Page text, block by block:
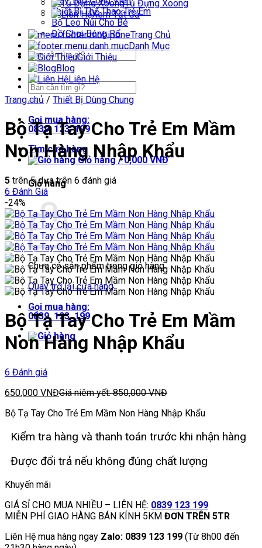
Thiết Bị Thể Thao Trẻ Em
Bộ Leo Núi Cho Bé
Đồ Chơi Bóng Rổ
Tìm
kiếm:
Tìm
kiếm:
Gọi mua hàng:
0839. 123. 199
Tìm cửa hàng
Giỏ hàng /0,000 VNĐ
Giỏ hàng
Chưa có sản phẩm trong giỏ hàng.
Quay trở lại cửa hàng
Gọi mua hàng:
0839. 123. 199
Tủ Đựng Xoong
Xem Tất Cả
Trang Chủ
Danh Mục
Giới Thiệu
Blog
Liên Hệ
Trang chủ / Thiết Bị Dùng Chung
Bộ Tạ Tay Cho Trẻ Em Mầm
Non Hàng Nhập Khẩu
5 trên 5 dựa trên 6 đánh giá
6 Đánh Giá
-24%
Bộ Tạ Tay Cho Trẻ Em Mầm
Non Hàng Nhập Khẩu
6 Đánh giá
650,000 VNĐGiá niêm yết:850,000VNĐ
Bộ Tạ Tay Cho Trẻ Em Mầm Non Hàng Nhập Khẩu
Kiểm tra hàng và thanh toán trước khi nhận hàng
Được đổi trả nếu không đúng chất lượng
Khuyến mãi
GIÁ SỈ CHO MUA NHIỀU – LIÊN HỆ: 0839 123 199
MIỄN PHÍ GIAO HÀNG BÁN KÍNH 5KM ĐƠN TRÊN 5TR
Liên Hệ mua hàng ngay Zalo: 0839 123 199 (Từ 8h00 đến